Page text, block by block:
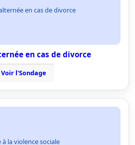
en cas de divorce
en cas de divorce
Voir l'Sondage
à la violence sociale